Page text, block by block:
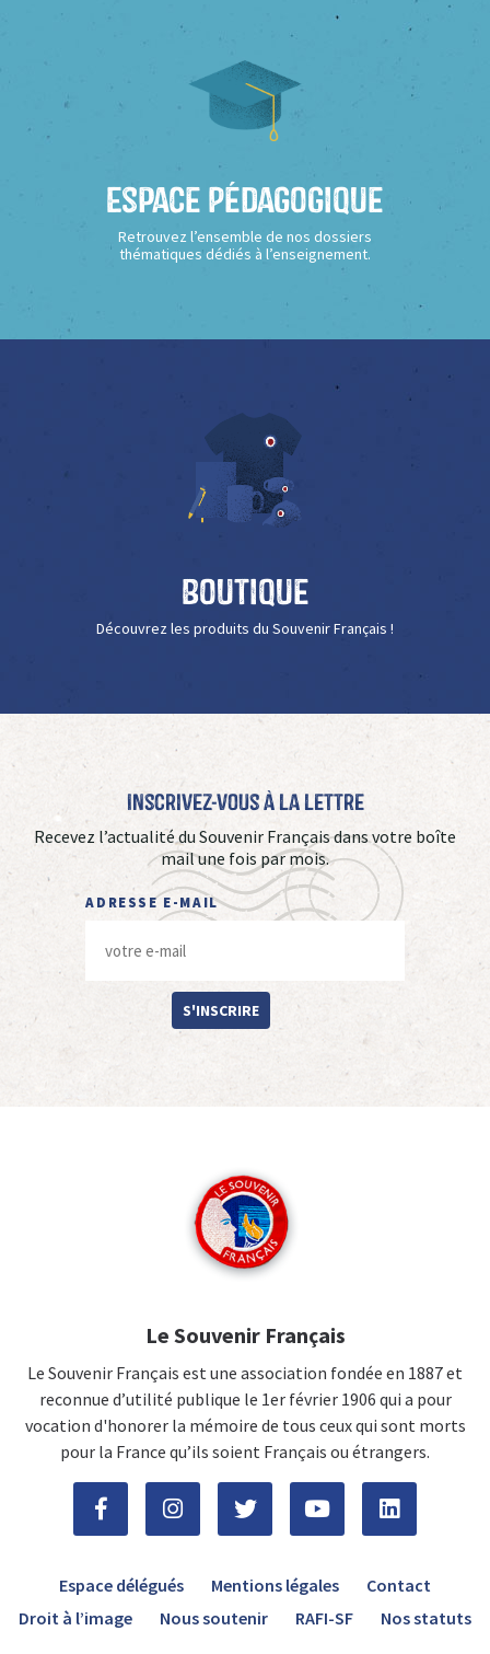
Espace Pédagogique
Retrouvez l’ensemble de nos dossiers
thématiques dédiés à l’enseignement.
Boutique
Découvrez les produits du Souvenir Français !
Inscrivez-vous à La Lettre
Recevez l’actualité du Souvenir Français dans votre boîte
mail une fois par mois.
ADRESSE E-MAIL
S'INSCRIRE
Le Souvenir Français
Le Souvenir Français est une association fondée en 1887 et
reconnue d’utilité publique le 1er février 1906 qui a pour
vocation d'honorer la mémoire de tous ceux qui sont morts
pour la France qu’ils soient Français ou étrangers.
Espace délégués Mentions légales
Contact
Droit à l’image
Nous soutenir RAFI-SF Nos statuts